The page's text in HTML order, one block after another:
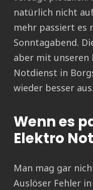
natürlich nicht
mehr passiert es
Sonntagabend.
aber mit unseren
Notdienst in
wieder besser aus.
Wenn es
Elektro
Man mag gar
Auslöser Fehler